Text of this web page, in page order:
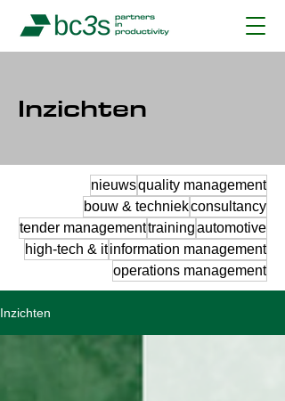
Inzichten
nieuwsquality management
bouw & techniekconsultancy
tender managementtrainingautomotive
high-tech & itinformation management
operations management
Inzichten